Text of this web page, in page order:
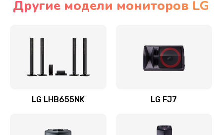
Ремонт / замена кнопок, клавиш, индикаторов,
Другие модели мониторов LG
LG LHB655NK LG FJ7